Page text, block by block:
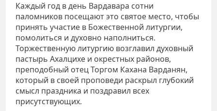
Каждый год в день Вардавара сотни
паломников посещают это святое место, чтобы
принять участие в Божественной литургии,
помолиться и духовно наполниться.
Торжественную литургию возглавил духовный
пастырь Ахалцихе и окрестных районов,
преподобный отец Торгом Кахана Варданян,
который в своей проповеди раскрыл глубокий
смысл праздника и поздравил всех
присутствующих.